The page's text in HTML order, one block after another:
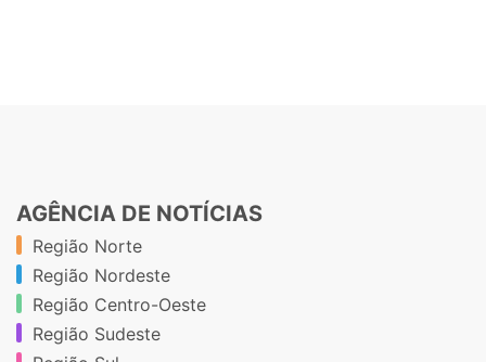
AGÊNCIA DE NOTÍCIAS
Região Norte
Região Nordeste
Região Centro-Oeste
Região Sudeste